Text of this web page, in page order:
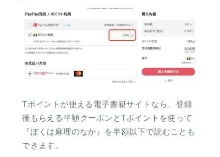
Tポイントが使える電子書籍サイトなら、登録
後もらえる半額クーポンとTポイントを使って
『ぼくは麻理のなか』を半額以下で読むことも
できます。